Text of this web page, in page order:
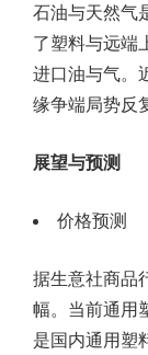
石油与天然气
了塑料与远端
进口油与气。
缘争端局势反
展望与预测
价格预测
据生意社商品
幅。当前通用
是国内通用塑